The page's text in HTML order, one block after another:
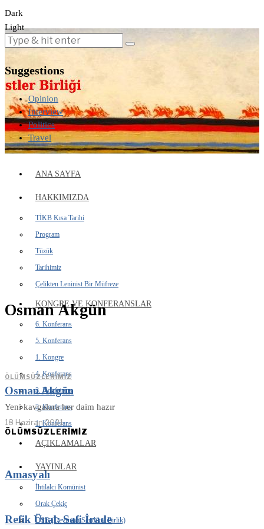
Dark
Light
Suggestions
Opinion
Interview
Politics
Travel
ANA SAYFA
HAKKIMIZDA
TİKB Kısa Tarihi
Program
Tüzük
Tarihimiz
Çelikten Leninist Bir Müfreze
KONGRE VE KONFERANSLAR
6. Konferans
5. Konferans
1. Kongre
4. Konferans
3. Konferans
2. Konferans
1. Konferans
AÇIKLAMALAR
YAYINLAR
İhtilalci Komünist
Orak Çekiç
DSB (Devrimci Sendikal Birlik)
Osman Akgün
ÖLÜMSÜZLERIMIZ
Osman Akgün
Yeni kavgalara her daim hazır
18 Haziran 2021
ÖLÜMSÜZLERİMİZ
Amasyalı
Refik Ünal: Safi İrade